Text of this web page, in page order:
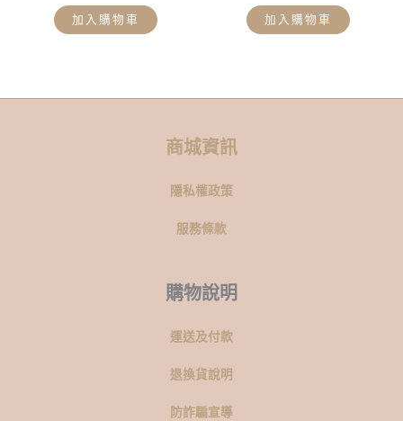
加入購物車 加入購物車
商城資訊
隱私權政策
服務條款
購物說明
運送及付款
退換貨說明
防詐騙宣導